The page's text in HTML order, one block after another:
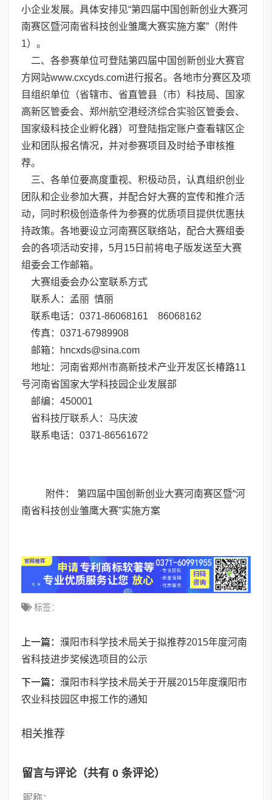
小企业发展。具体安排见“第四届中国创新创业大赛河
南赛区暨河南省科技创业雏鹰大赛实施方案”（附件
1）。
二、各参赛单位可登陆第四届中国创新创业大赛官
方网站www.cxcyds.com进行报名。各地市分赛区及项
目组织单位（省辖市、省直管县（市）科技局、国家
高新区管委会、郑州航空港经济综合实验区管委会、
国家级科技企业孵化器）可登陆指定账户查看辖区企
业和团队报名情况，并对参赛项目及时给予审核推
荐。
三、各单位要高度重视、积极动员，认真组织创业
团队和企业参加大赛，并配合好大赛的宣传和推介活
动，同时积极创造条件为参赛的优质项目提供优惠扶
持政策。各地要设立河南赛区联络站，配合大赛组委
会的各项活动安排，5月15日前将电子版发送至大赛
组委会工作邮箱。
大赛组委会办公室联系方式
联系人：孟丽 慎丽
联系电话：0371-86068161 86068162
传真：0371-67989908
邮箱：hncxds@sina.com
地址：河南省郑州市高新技术产业开发区长椿路11
号河南省国家大学科技园企业发展部
邮编：450001
省科技厅联系人：马庆波
联系电话：0371-86561672
附件： 第四届中国创新创业大赛河南赛区暨“河
南省科技创业雏鹰大赛”实施方案
标签：
上一篇： 濮阳市科学技术局关于拟推荐2015年度河南
省科技进步奖候选项目的公示
下一篇： 濮阳市科学技术局关于开展2015年度濮阳市
农业科技园区申报工作的通知
相关推荐
留言与评论（共有 0 条评论）
昵称：